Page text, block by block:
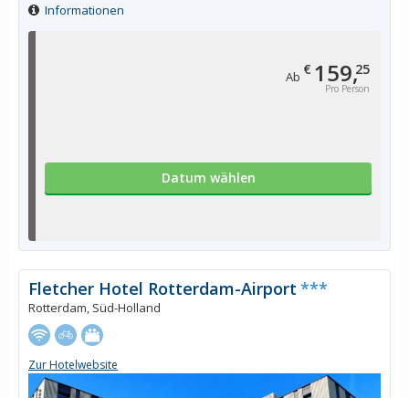
Ab € 159,25
Pro Person
Datum wählen
Informationen
Fletcher Hotel Rotterdam-Airport ***
Rotterdam, Süd-Holland
Zur Hotelwebsite